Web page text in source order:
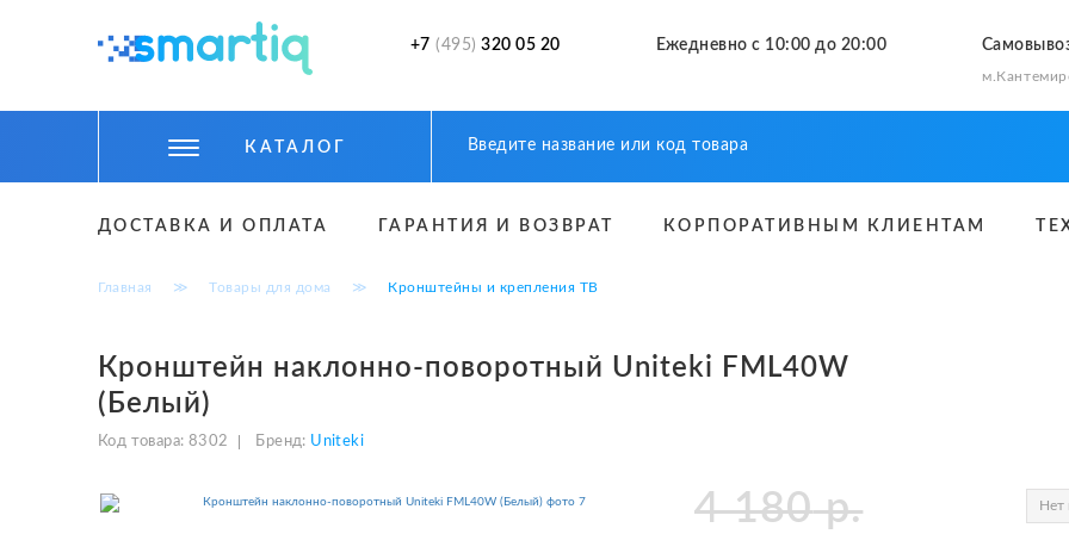
+7 (495) 320 05 20 Ежедневно с 10:00 до 20:00
КАТАЛОГ
ТОВАРЫ ДЛЯ АВТО
АКСЕССУАРЫ
ДОСТАВКА И ОПЛАТА ГАРАНТИЯ И ВОЗВРАТ КОРПОРАТИВНЫМ КЛИЕНТАМ
Главная ≫ Товары для дома ≫ Кронштейны и крепления ТВ
Кронштейн наклонно-поворотный Uniteki FML40W
(Белый)
Код товара: 8302 Бренд: Uniteki
4 180р. Нет